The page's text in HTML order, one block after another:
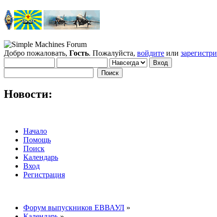
Добро пожаловать, Гость. Пожалуйста, войдите или
Новости:
Начало
Помощь
Поиск
Календарь
Вход
Регистрация
Форум выпускников ЕВВАУЛ »